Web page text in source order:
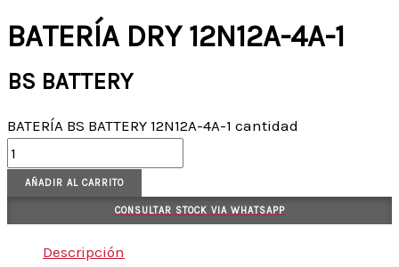
BATERÍA DRY 12N12A-4A-1
BS BATTERY
BATERÍA BS BATTERY 12N12A-4A-1 cantidad
AÑADIR AL CARRITO
CONSULTAR STOCK VIA WHATSAPP
Descripción